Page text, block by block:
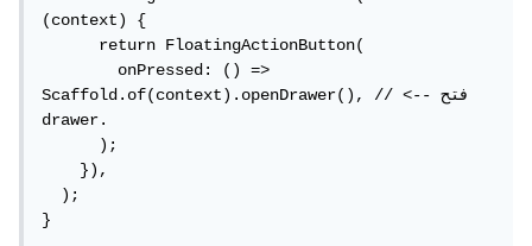
(context) {
      return FloatingActionButton(
        onPressed: () =>
Scaffold.of(context).openDrawer(), // <-- فتح
drawer.
      );
    }),
  );
}